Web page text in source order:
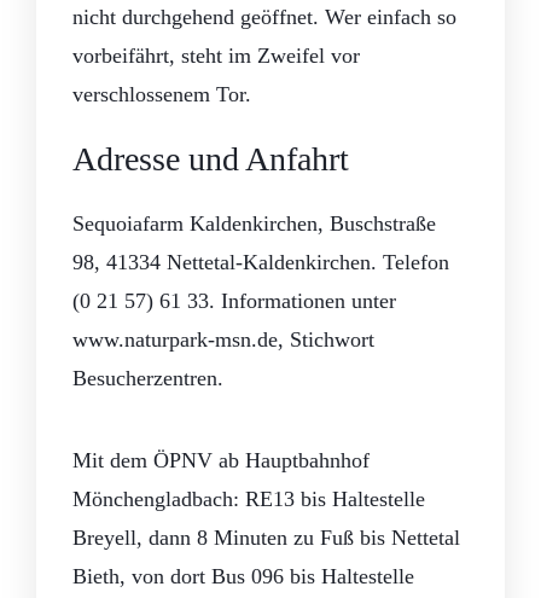
nicht durchgehend geöffnet. Wer einfach so
vorbeifährt, steht im Zweifel vor
verschlossenem Tor.
Adresse und Anfahrt
Sequoiafarm Kaldenkirchen, Buschstraße
98, 41334 Nettetal-Kaldenkirchen. Telefon
(0 21 57) 61 33. Informationen unter
www.naturpark-msn.de, Stichwort
Besucherzentren.
Mit dem ÖPNV ab Hauptbahnhof
Mönchengladbach: RE13 bis Haltestelle
Breyell, dann 8 Minuten zu Fuß bis Nettetal
Bieth, von dort Bus 096 bis Haltestelle